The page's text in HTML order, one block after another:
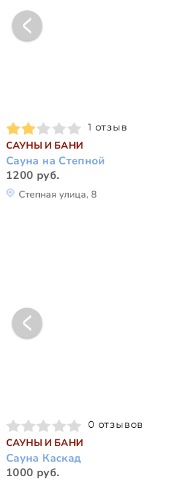
1 отзыв
САУНЫ И БАНИ
Сауна на Степной
1200 руб.
Степная улица, 8
0 отзывов
САУНЫ И БАНИ
Cауна Каскад
1000 руб.